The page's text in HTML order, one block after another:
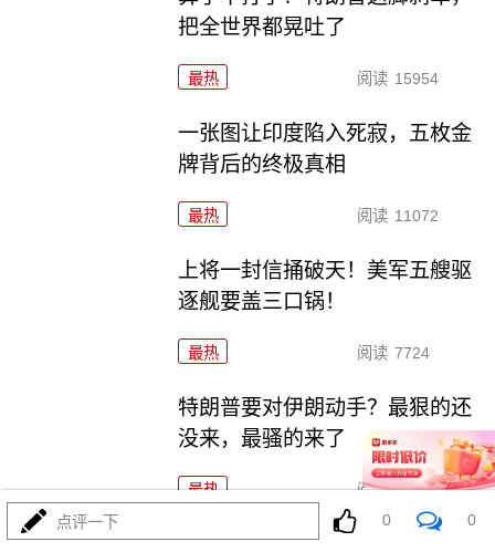
把全世界都晃吐了
最热 阅读 15954
一张图让印度陷入死寂，五枚金
牌背后的终极真相
最热 阅读 11072
上将一封信捅破天！美军五艘驱
逐舰要盖三口锅！
最热 阅读 7724
特朗普要对伊朗动手？最狠的还
没来，最骚的来了
最热 阅读 6278
美国踏进3个大坑把自己埋了！恐
点评一下 0 0